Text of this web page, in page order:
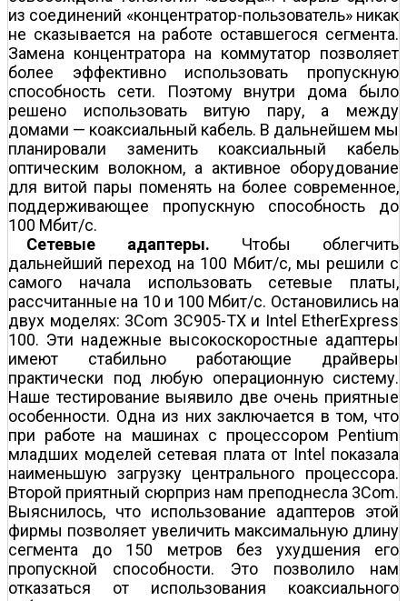
из соединений «концентратор-пользователь» никак
не сказывается на работе оставшегося сегмента.
Замена концентратора на коммутатор позволяет
более эффективно использовать пропускную
способность сети. Поэтому внутри дома было
решено использовать витую пару, а между
домами — коаксиальный кабель. В дальнейшем мы
планировали заменить коаксиальный кабель
оптическим волокном, а активное оборудование
для витой пары поменять на более современное,
поддерживающее пропускную способность до
100 Мбит/с.
Сетевые адаптеры. Чтобы облегчить
дальнейший переход на 100 Мбит/с, мы решили с
самого начала использовать сетевые платы,
рассчитанные на 10 и 100 Мбит/с. Остановились на
двух моделях: 3Com 3C905-TX и Intel EtherExpress
100. Эти надежные высокоскоростные адаптеры
имеют стабильно работающие драйверы
практически под любую операционную систему.
Наше тестирование выявило две очень приятные
особенности. Одна из них заключается в том, что
при работе на машинах с процессором Pentium
младших моделей сетевая плата от Intel показала
наименьшую загрузку центрального процессора.
Второй приятный сюрприз нам преподнесла 3Com.
Выяснилось, что использование адаптеров этой
фирмы позволяет увеличить максимальную длину
сегмента до 150 метров без ухудшения его
пропускной способности. Это позволило нам
отказаться от использования коаксиального